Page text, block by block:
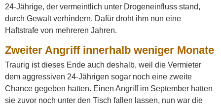
24-Jährige, der vermeintlich unter Drogeneinfluss stand,
durch Gewalt verhindern. Dafür droht ihm nun eine
Haftstrafe von mehreren Jahren.
Zweiter Angriff innerhalb weniger Monate
Traurig ist dieses Ende auch deshalb, weil die Vermieter
dem aggressiven 24-Jährigen sogar noch eine zweite
Chance gegeben hatten. Einen Angriff im September hatten
sie zuvor noch unter den Tisch fallen lassen, nun war die